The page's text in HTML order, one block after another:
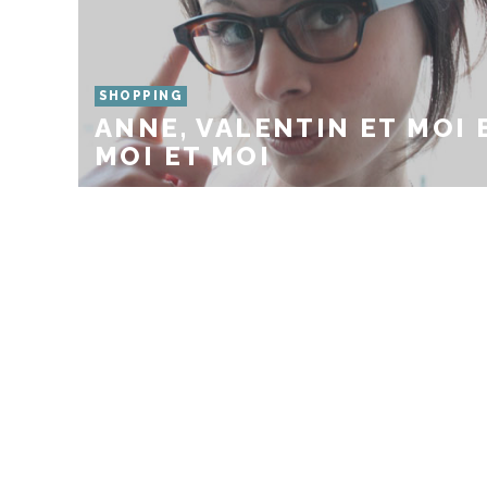
SHOPPING
ANNE, VALENTIN ET MOI
MOI ET MOI